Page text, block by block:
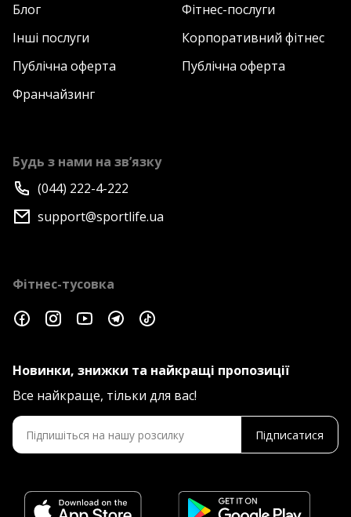
Блог
Фітнес-послуги
Інші послуги
Корпоративний фітнес
Публічна оферта
Публічна оферта
Франчайзинг
Будь з нами на зв’язку
(044) 222-4-222
support@sportlife.ua
Фітнес-тусовка
Новинки, знижки та найкращі пропозиції
Все найкраще, тільки для вас!
Підписатися